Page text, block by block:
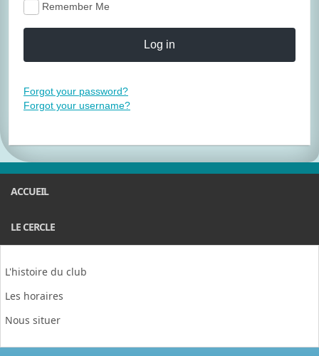
Remember Me
Log in
Forgot your password?
Forgot your username?
ACCUEIL
LE CERCLE
L'histoire du club
Les horaires
Nous situer